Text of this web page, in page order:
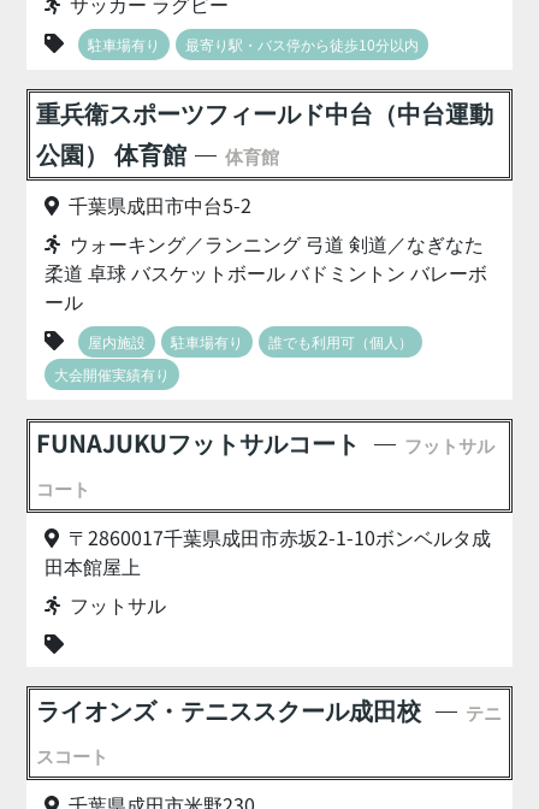
駐車場有り 最寄り駅・バス停から徒歩10分以内
重兵衛スポーツフィールド中台（中台運動
公園） 体育館
体育館
千葉県成田市中台5-2
ウォーキング／ランニング 弓道 剣道／なぎなた
柔道 卓球 バスケットボール バドミントン バレーボ
ール
屋内施設 駐車場有り
誰でも利用可（個人）
大会開催実績有り
FUNAJUKUフットサルコート
フットサル
コート
〒2860017千葉県成田市赤坂2-1-10ボンベルタ成
田本館屋上
フットサル
ライオンズ・テニススクール成田校
テニ
スコート